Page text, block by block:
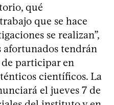
qué
que se hace
se realizan”,
afortunados tendrán
participar en
científicos. La
el jueves 7 de